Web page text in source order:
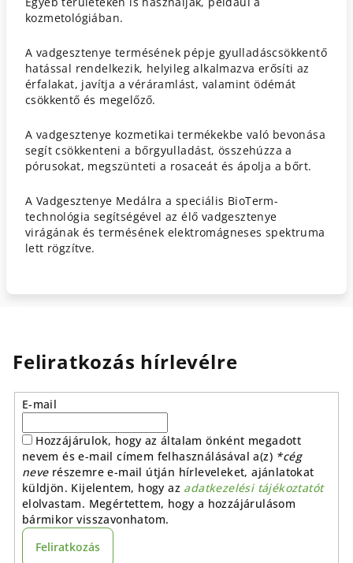
kozmetológiában.
A vadgesztenye termésének pépje gyulladáscsökkentő
hatással rendelkezik, helyileg alkalmazva erősíti az
érfalakat, javítja a véráramlást, valamint ödémát
csökkentő és megelőző.
A vadgesztenye kozmetikai termékekbe való bevonása
segít csökkenteni a bőrgyulladást, összehúzza a
pórusokat, megszünteti a rosaceát és ápolja a bőrt.
A Vadgesztenye Medálra a speciális BioTerm-
technológia segítségével az élő vadgesztenye
virágának és termésének elektromágneses spektruma
lett rögzítve.
Feliratkozás hírlevélre
E-mail
Hozzájárulok, hogy az általam önként megadott
nevem és e-mail címem felhasználásával a(z) *cég
neverészemre e-mail útján hírleveleket, ajánlatokat
küldjön. Kijelentem, hogy az adatkezelési tájékoztatót
elolvastam. Megértettem, hogy a hozzájárulásom
bármikor visszavonhatom.
Feliratkozás